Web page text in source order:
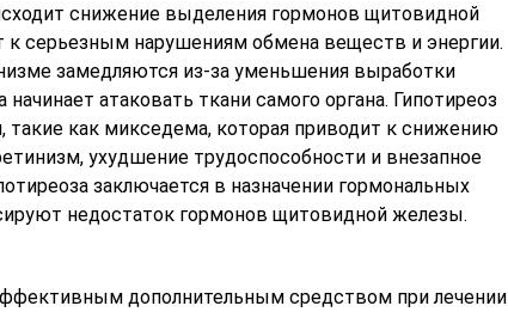
снижение выделения гормонов щитовидной
к серьезным нарушениям обмена веществ и энергии.
замедляются из-за уменьшения выработки
атаковать ткани самого органа. Гипотиреоз
как микседема, которая приводит к снижению
ухудшение трудоспособности и внезапное
заключается в назначении гормональных
недостаток гормонов щитовидной железы.
дополнительным средством при лечении